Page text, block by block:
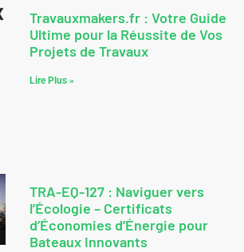
Travauxmakers.fr : Votre Guide
Ultime pour la Réussite de Vos
Projets de Travaux
Lire Plus »
TRA-EQ-127 : Naviguer vers
l’Écologie – Certificats
d’Économies d’Énergie pour
Bateaux Innovants